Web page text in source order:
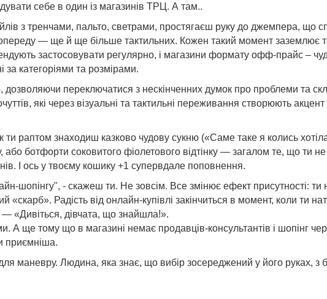
себе в один із магазинів ТРЦ . А там..
з тренчами, пальто, светрами, простягаєш руку до джемпера, що
— ще й ще більше тактильних. Кожен такий момент заземлює
застосовувати регулярно, і магазини формату офф-прайс –
за категоріями та розмірами.
переключатися з нескінченних думок про проблеми та
які через візуальні та тактильні переживання створюють
раптом знаходиш казково чудову сукню («Саме таке я колись
або ботфорти соковитого фіолетового відтінку — загалом те, що
І ось у твоєму кошику +1 супервдале поповнення.
шопінгу", - скажеш ти. Не зовсім. Все змінює ефект присутності: ти
«скарб». Радість від онлайн-купівлі закінчиться в момент, коли ти
«Дивіться, дівчата, що знайшла!».
А ще тому що в магазині немає продавців-консультантів і шопінг
приємніша.
маневру. Людина, яка знає, що вибір зосереджений у його руках, з